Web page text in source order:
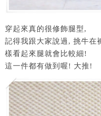
穿起來真的很修飾腿型,
記得我跟大家說過, 挑牛在
樣看起來腿就會比較細!
這一件都有做到喔! 大推!